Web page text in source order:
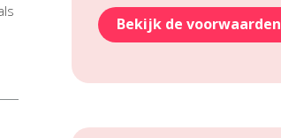
Bekijk de voorwaarden